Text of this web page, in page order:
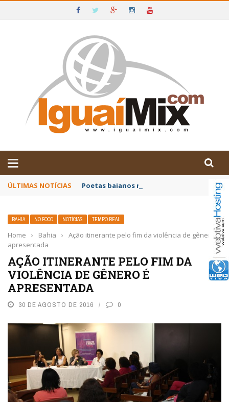
IGUAÍ E SUDOESTE DA BAHIA
ÚLTIMAS NOTÍCIAS Poetas baianos representam o Brasil no
BAHIA NO FOCO NOTÍCIAS TEMPO REAL
Home › Bahia ›
Ação itinerante pelo fim da violência de gênero é
apresentada
AÇÃO ITINERANTE PELO FIM DA
VIOLÊNCIA DE GÊNERO É
APRESENTADA
30 DE AGOSTO DE 2016 0